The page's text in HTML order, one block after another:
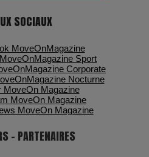
SOCIAUX
- PARTENAIRES